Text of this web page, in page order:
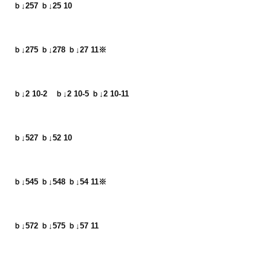
ｂ↓257 ｂ↓25 10
ｂ↓275 ｂ↓278 ｂ↓27 11※
ｂ↓2 10-2　ｂ↓2 10-5 ｂ↓2 10-11
ｂ↓527 ｂ↓52 10
ｂ↓545 ｂ↓548 ｂ↓54 11※
ｂ↓572 ｂ↓575 ｂ↓57 11